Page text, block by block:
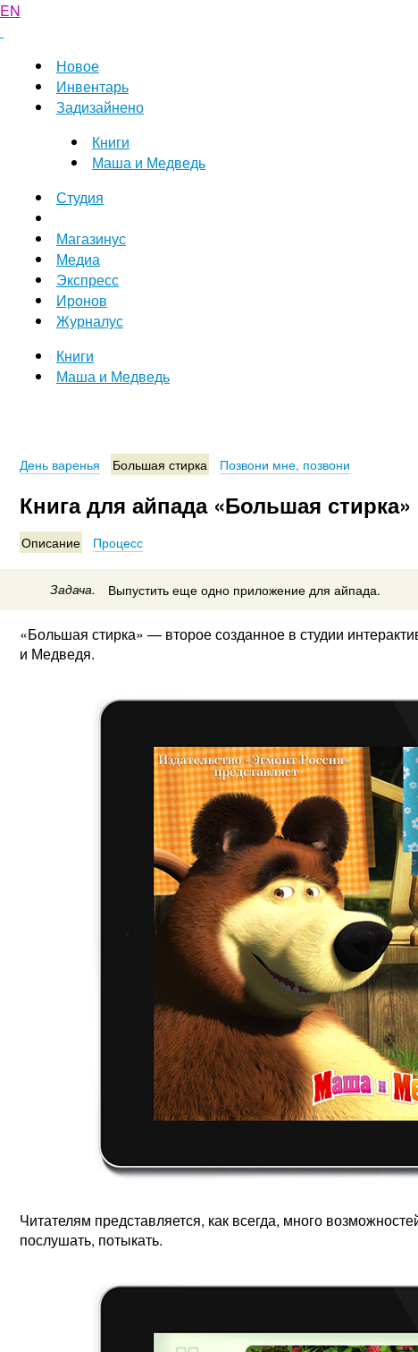
EN
Новое
Инвентарь
Задизайнено
Книги
Маша и Медведь
Студия
Магазинус
Медиа
Экспресс
Иронов
Журналус
Книги
Маша и Медведь
День варенья Большая стирка Позвони мне, позвони
Книга для айпада «Большая стирка»
Описание Процесс
Задача. Выпустить еще одно приложение для айпада.
«Большая стирка» — второе созданное в студии
и Медведя.
Читателям представляется, как всегда, много
послушать, потыкать.